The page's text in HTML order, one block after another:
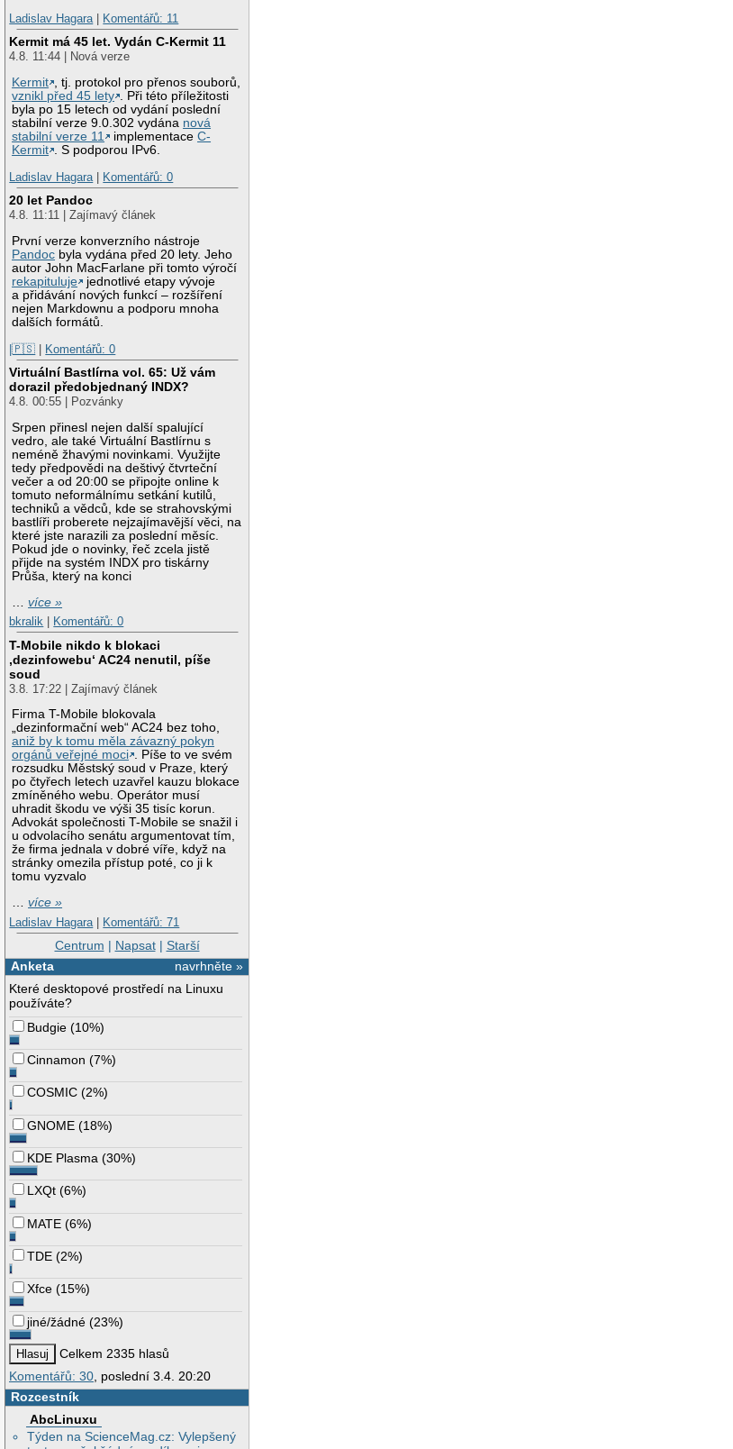
Ladislav Hagara | Komentářů: 11
Kermit má 45 let. Vydán C-Kermit 11
4.8. 11:44 | Nová verze
Kermit , tj. protokol pro přenos souborů,
vznikl před 45 lety . Při této příležitosti
byla po 15 letech od vydání poslední
stabilní verze 9.0.302 vydána nová
stabilní verze 11
implementaceC-
Kermit . S podporou IPv6.
Ladislav Hagara | Komentářů: 0
20 let Pandoc
4.8. 11:11 | Zajímavý článek
První verze konverzního nástroje
Pandoc byla vydána před 20 lety. Jeho
autor John MacFarlane při tomto výročí
rekapituluje
jednotlivé etapy vývoje
a přidávání nových funkcí – rozšíření
nejen Markdownu a podporu mnoha
dalších formátů.
|🇵🇸 | Komentářů: 0
Virtuální Bastlírna vol. 65: Už vám
dorazil předobjednaný INDX?
4.8. 00:55 | Pozvánky
Srpen přinesl nejen další spalující
vedro, ale také Virtuální Bastlírnu s
neméně žhavými novinkami. Využijte
tedy předpovědi na deštivý čtvrteční
večer a od 20:00 se připojte online k
tomuto neformálnímu setkání kutilů,
techniků a vědců, kde se strahovskými
bastlíři proberete nejzajímavější věci, na
které jste narazili za poslední měsíc.
Pokud jde o novinky, řeč zcela jistě
přijde na systém INDX pro tiskárny
Průša, který na konci
…více »
bkralik
Komentářů: 0
T-Mobile nikdo k blokaci
‚dezinfowebu‘ AC24 nenutil, píše
soud
3.8. 17:22 | Zajímavý článek
Firma T-Mobile blokovala
„dezinformační web“ AC24 bez toho,
aniž by k tomu měla závazný pokyn
orgánů veřejné moci . Píše to ve svém
rozsudku Městský soud v Praze, který
po čtyřech letech uzavřel kauzu blokace
zmíněného webu. Operátor musí
uhradit škodu ve výši 35 tisíc korun.
Advokát společnosti T-Mobile se snažil i
u odvolacího senátu argumentovat tím,
že firma jednala v dobré víře, když na
stránky omezila přístup poté, co ji k
tomu vyzvalo
…více »
Ladislav Hagara | Komentářů: 71
Centrum | Napsat| Starší
navrhněte »
Anketa
Které desktopové prostředí na Linuxu
používáte?
Budgie (10%)
Cinnamon (7%)
COSMIC (2%)
GNOME (18%)
KDE Plasma (30%)
LXQt (6%)
MATE (6%)
TDE (2%)
Xfce (15%)
jiné/žádné (23%)
Celkem 2335 hlasů
Komentářů: 30, poslední 3.4. 20:20
Rozcestník
AbcLinuxu
Týden na ScienceMag.cz: Vylepšený